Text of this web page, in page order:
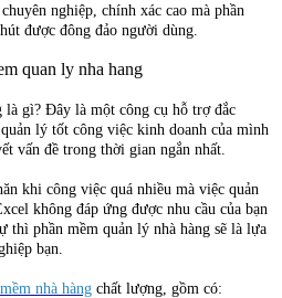
nghiệp, chính xác cao mà phần
được đông đảo người dùng.
là gì? Đây là một công cụ hỗ trợ đắc
lý tốt công việc kinh doanh của mình
vấn đề trong thời gian ngắn nhất.
khi công việc quá nhiều mà việc quản
không đáp ứng được nhu cầu của bạn
thì phần mềm quản lý nhà hàng sẽ là lựa
bạn.
nhà hàng chất lượng, gồm có: